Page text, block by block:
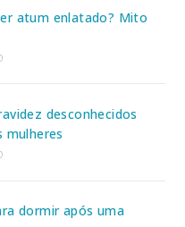
atum enlatado? Mito
desconhecidos
mulheres
dormir após uma